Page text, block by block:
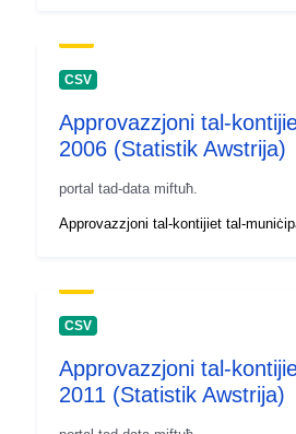
CSV
Approvazzjoni tal-
2006 (Statistik Awstrija)
portal tad-data miftuħ.
Approvazzjoni tal-kontijiet tal-
CSV
Approvazzjoni tal-
2011 (Statistik Awstrija)